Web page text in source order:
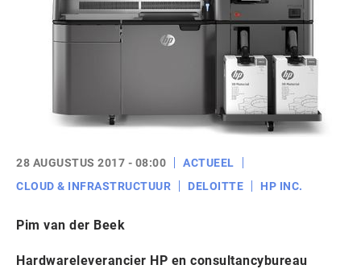
28 AUGUSTUS 2017 - 08:00
ACTUEEL
CLOUD & INFRASTRUCTUUR
DELOITTE HP INC.
Pim van der Beek
Hardwareleverancier HP en consultancybureau